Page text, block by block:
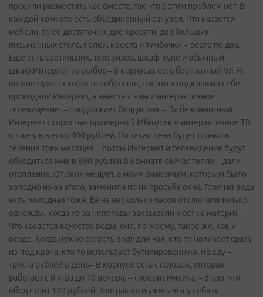
просили разместить нас вместе, так что с этим проблем нет. В
каждой комнате есть объединенный санузел. Что касается
мебели, то ее достаточно: две кровати, два больших
письменных стола, полки, кресла и тумбочки – всего по два.
Еще есть светильник, телевизор, шкаф-купе и обычный
шкаф.Интернет на выбор– В корпусах есть бесплатный Wi-Fi,
но мне нужна скорость побольше, так что я подключил себе
проводной Интернет, а вместе с ним и интерактивное
телевидение, – продолжает Владислав. – За безлимитный
Интернет скоростью примерно 5 Мбит/сек и интерактивное ТВ
я плачу в месяц 400 рублей. Но такая цена будет только в
течение трех месяцев – потом Интернет и телевидение будут
обходиться мне в 890 рублей.В комнате сейчас тепло – дали
отопление. От окон не дует, а моим знакомым, которым было
холодно из-за этого, заменили по их просьбе окна. Горячая вода
есть, холодная тоже. Ее на несколько часов отключали только
однажды, когда из-за непогоды закрывали мост на материк.
Что касается качества воды, оно, по-моему, такое же, как и
везде. Когда нужно согреть воду для чая, кто­-то наливает сразу
из-под крана, кто­-то использует бутилированную. На еду –
триста рублей в день– В корпусе есть столовая, которая
работает с 8 утра до 10 вечера, – говорит Никита. – Знаю, что
обед стоит 120 рублей. Завтракаю и ужинаю я у себя в